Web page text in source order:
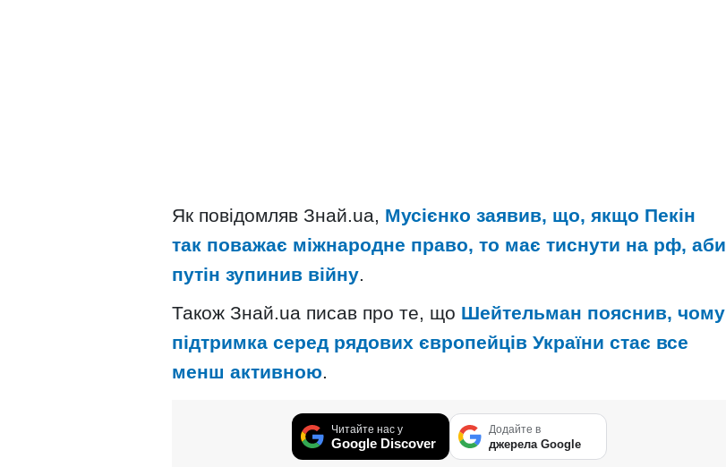
Як повідомляв Знай.ua, Мусієнко заявив, що, якщо Пекін
так поважає міжнародне право, то має тиснути на рф, аби
путін зупинив війну.
Також Знай.ua писав про те, що Шейтельман пояснив, чому
підтримка серед рядових європейців України стає все
менш активною.
Читайте нас у
Google Discover
Додайте в
джерела Google